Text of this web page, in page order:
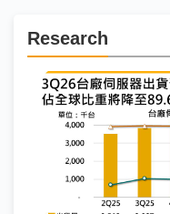
Research